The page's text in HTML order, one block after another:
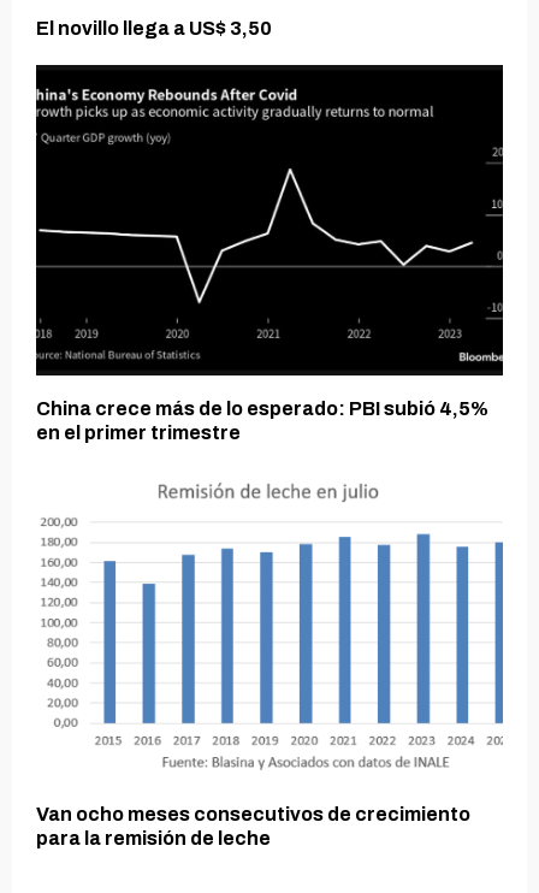
El novillo llega a US$ 3,50
China crece más de lo esperado: PBI subió 4,5%
en el primer trimestre
Van ocho meses consecutivos de crecimiento
para la remisión de leche